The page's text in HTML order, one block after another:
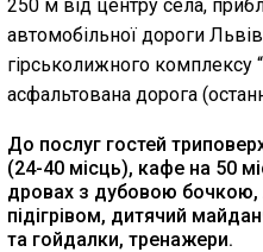
250 м від центру села,
автомобільної дороги
гірськолижного комплексу
асфальтована дорога
До послуг гостей
(24-40 місць), кафе на 50
дровах з дубовою бочкою,
підігрівом, дитячий
та гойдалки, тренажери.